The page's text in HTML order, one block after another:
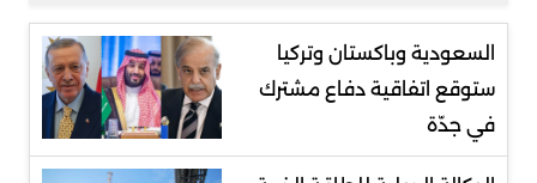
السعودية وباكستان وتركيا
ستوقع اتفاقية دفاع مشترك
في جدّة